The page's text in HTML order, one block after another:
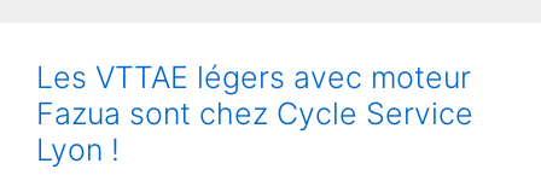
Les VTTAE légers avec moteur
Fazua sont chez Cycle Service
Lyon !